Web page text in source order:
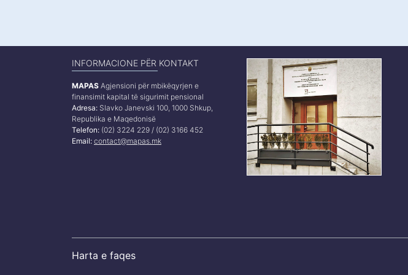
INFORMACIONE PËR KONTAKT
MAPAS Agjensioni për mbikëqyrjen e
finansimit kapital të sigurimit pensional
Adresa: Slavko Janevski 100, 1000 Shkup,
Republika e Maqedonisë
Telefon: (02) 3224 229 / (02) 3166 452
Email: contact@mapas.mk
Harta e faqes